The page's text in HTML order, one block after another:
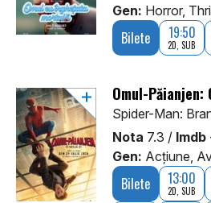
Gen: Horror,
Bilete 19:50
2D, SUB
Omul-Păianjen:
Spider-Man:
Nota 7.3 / Imdb
Gen: Acţiune,
Bilete 13:00
2D, SUB